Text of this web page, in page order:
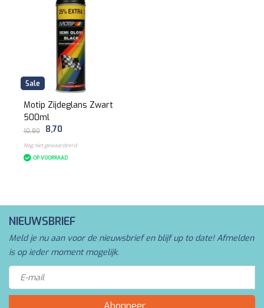
Sale
Motip Zijdeglans Zwart
500ml
10,80 8,70
Nog niet gewaardeerd
OP VOORRAAD
NIEUWSBRIEF
Meld je nu aan voor de nieuwsbrief en blijf up to date! Afmelden
is op ieder moment mogelijk.